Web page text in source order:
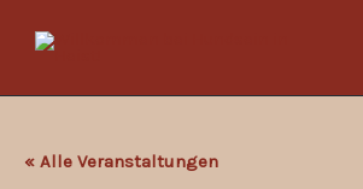
Inhalt
« Alle Veranstaltungen